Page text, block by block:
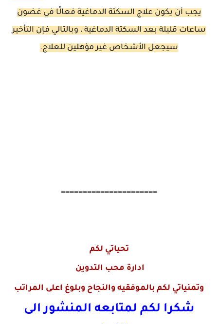
يجب أن يكون علاج السكتة الدماغية فعالًا في غضون
ساعات قليلة بعد السكتة الدماغية ، وبالتالي فإن التأخير
سيجعل الأشخاص غير مؤهلين للعلاج.
======================
تحياتي لكم
ادارة محب التدوين
وتمنياتي لكم بالموفقيه والنجاح وبلوغ اعلى المراتب
شكرا لكم لمتابعه المنشور الى